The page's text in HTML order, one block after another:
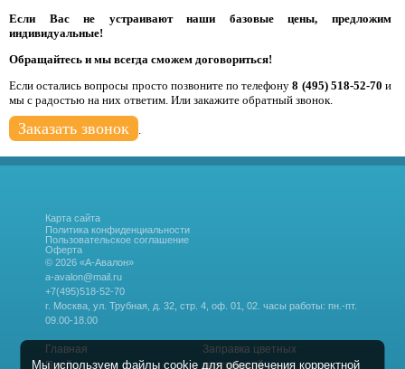
Если Вас не устраивают наши базовые цены, предложим
индивидуальные!
Обращайтесь и мы всегда сможем договориться!
Если остались вопросы просто позвоните по телефону8 (495) 518-52-70 и
мы с радостью на них ответим. Или закажите обратный звонок.
Заказать звонок
Карта сайта
Политика конфиденциальности
Пользовательское соглашение
Оферта
© 2026 «А-Авалон»
a-avalon@mail.ru
+7(495)518-52-70
г. Москва, ул. Трубная, д. 32, стр. 4, оф. 01, 02. часы работы: пн.-пт.
09.00-18.00
Главная
Прайс
Заправка цветных
картриджей
Мы используем файлы cookie для обеспечения корректной